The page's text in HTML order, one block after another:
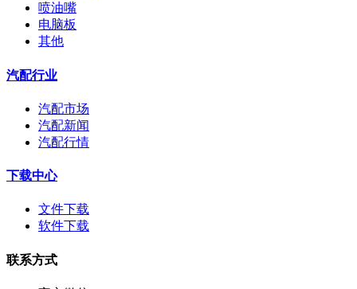
喷油嘴
电脑板
其他
汽配行业
汽配市场
汽配新闻
汽配行情
下载中心
文件下载
软件下载
联系方式